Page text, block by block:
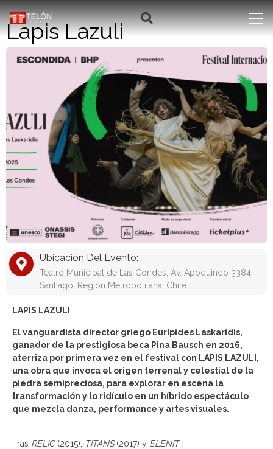
Lapis Lazuli
Ubicación Del Evento:
Teatro Municipal de Las Condes, Av. Apoquindo 3384,
Santiago, Región Metropolitana, Chile
LAPIS LAZULI
El vanguardista director griego Eurípides Laskaridis,
ganador de la prestigiosa beca Pina Bausch en 2016,
aterriza por primera vez en el festival con LAPIS LAZULI,
una obra que invoca el origen terrenal y celestial de la
piedra semipreciosa, para explorar en escena la
transformación y lo ridículo en un híbrido espectáculo
que mezcla danza, performance y artes visuales.
Tras RELIC (2015), TITANS(2017) y ELENIT